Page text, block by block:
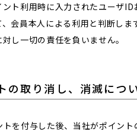
ント利用時に入力されたユーザ
会員本人による利用と判断し
し一切の責任を負いません。
の取り消し、消滅につ
トを付与した後、当社がポイン